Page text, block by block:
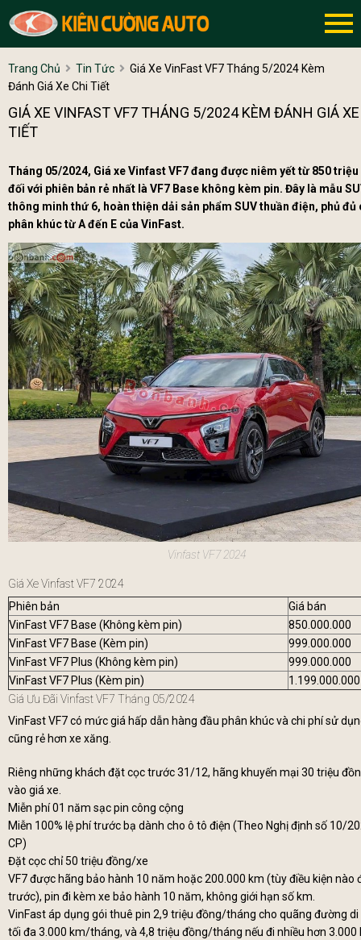
Trang Chủ Tin Tức
Giá Xe VinFast VF7 Tháng 5/2024 Kèm
Đánh Giá Xe Chi Tiết
GIÁ XE VINFAST VF7 THÁNG 5/2024 KÈM ĐÁNH GIÁ
TIẾT
Tháng 05/2024, Giá xe Vinfast VF7 đang được niêm yết từ 850
đối với phiên bản rẻ nhất là VF7 Base không kèm pin. Đây là mẫu
thông minh thứ 6, hoàn thiện dải sản phẩm SUV thuần điện, phủ đủ
phân khúc từ A đến E của VinFast.
Vinfast VF7 2024
Giá Xe Vinfast VF7 2024
Phiên bản
Giá bán
VinFast VF7 Base (Không kèm pin)
850.000.000
VinFast VF7 Base (Kèm pin)
999.000.000
VinFast VF7 Plus (Không kèm pin)
999.000.000
VinFast VF7 Plus (Kèm pin)
1.199.000.000
Giá Ưu Đãi Vinfast VF7 Tháng 05/2024
VinFast VF7 có mức giá hấp dẫn hàng đầu phân khúc và chi phí sử
cũng rẻ hơn xe xăng.
Riêng những khách đặt cọc trước 31/12, hãng khuyến mại 30 triệu
vào giá xe.
Miễn phí 01 năm sạc pin công cộng
Miễn 100% lệ phí trước bạ dành cho ô tô điện (Theo Nghị định số 10/
CP)
Đặt cọc chỉ 50 triệu đồng/xe
VF7 được hãng bảo hành 10 năm hoặc 200.000 km (tùy điều kiện nào
trước), pin đi kèm xe bảo hành 10 năm, không giới hạn số km.
VinFast áp dụng gói thuê pin 2,9 triệu đồng/tháng cho quãng đường di
tối đa 3.000 km/tháng, và 4,8 triệu đồng/tháng nếu đi nhiều hơn 3.000